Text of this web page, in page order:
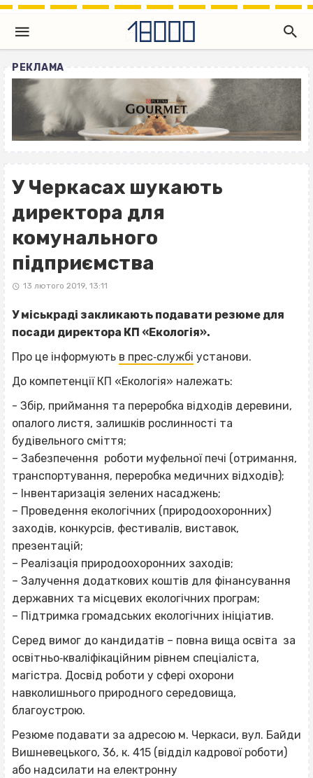
РЕКЛАМА
У Черкасах шукають
директора для
комунального
підприємства
13 лютого 2019, 13:11
У міськраді закликають подавати резюме для
посади директора КП «Екологія».
Про це інформують в прес‐службі установи.
До компетенції КП «Екологія» належать:
- Збір, приймання та переробка відходів деревини,
опалого листя, залишків рослинності та
будівельного сміття;
– Забезпечення роботи муфельної печі (отримання,
транспортування, переробка медичних відходів);
– Інвентаризація зелених насаджень;
– Проведення екологічних (природоохоронних)
заходів, конкурсів, фестивалів, виставок,
презентацій;
– Реалізація природоохоронних заходів;
– Залучення додаткових коштів для фінансування
державних та місцевих екологічних програм;
– Підтримка громадських екологічних ініціатив.
Серед вимог до кандидатів – повна вища освіта за
освітньо‐кваліфікаційним рівнем спеціаліста,
магістра. Досвід роботи у сфері охорони
навколишнього природного середовища,
благоустрою.
Резюме подавати за адресою м. Черкаси, вул. Байди
Вишневецького, 36, к. 415 (відділ кадрової роботи)
або надсилати на електронну